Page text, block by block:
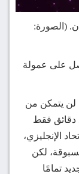
(الصورة:
على عمولة
لن يتمكن من
دقائق فقط
الإنجليزي،
لكن
تمامًا